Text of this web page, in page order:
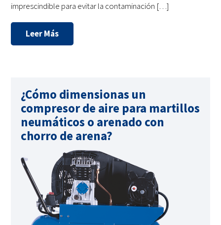
imprescindible para evitar la contaminación […]
Leer Más
¿Cómo dimensionas un
compresor de aire para martillos
neumáticos o arenado con
chorro de arena?